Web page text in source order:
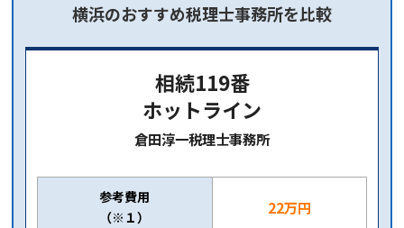
横浜のおすすめ税理士事務所を比較
相続119番
ホットライン
倉田淳一税理士事務所
参考費用
（※１）
22万円